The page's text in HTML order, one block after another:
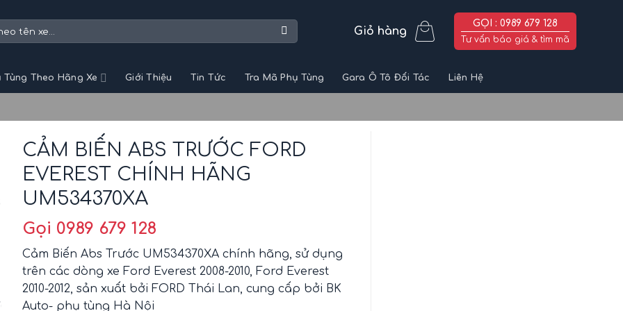
Giỏ hàng
GỌI : 0989 679 128
Tư vấn báo giá & tìm mã
Tùng Theo Hãng Xe Giới Thiệu Tin Tức Tra Mã Phụ Tùng Gara Ô Tô Đối Tác Liên Hệ
CẢM BIẾN ABS TRƯỚC FORD
EVEREST CHÍNH HÃNG
UM534370XA
Gọi 0989 679 128
Cảm Biến Abs Trước UM534370XA chính hãng, sử dụng
trên các dòng xe Ford Everest 2008-2010, Ford Everest
2010-2012, sản xuất bởi FORD Thái Lan, cung cấp bởi BK
Auto- phụ tùng Hà Nội